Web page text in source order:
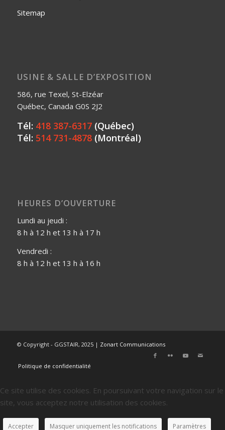
Sitemap
USINE & SALLE D’EXPOSITION
586, rue Texel, St-Elzéar
Québec, Canada G0S 2J2
Tél: 418 387-6317(Québec)
Tél: 514 731-4878(Montréal)
HEURES D’OUVERTURE
Lundi au jeudi :
8 h à 12 h et 13 h à 17 h
Vendredi :
8 h à 12 h et 13 h à 16 h
© Copyright - GGSTAIR, 2025 | Zonart Communications
Politique de confidentialité
Ce site utilise des cookies. En poursuivant votre navigation sur le
site, vous acceptez notre utilisation des cookies.
Accepter Masquer uniquement les notifications Paramètres